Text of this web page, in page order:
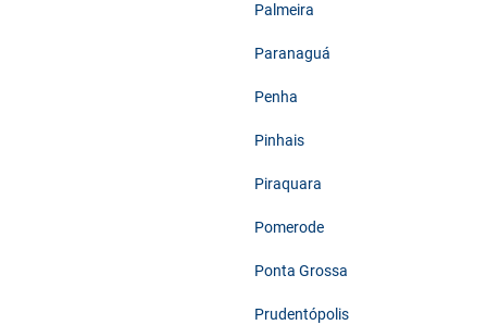
Palmeira
Paranaguá
Penha
Pinhais
Piraquara
Pomerode
Ponta Grossa
Prudentópolis